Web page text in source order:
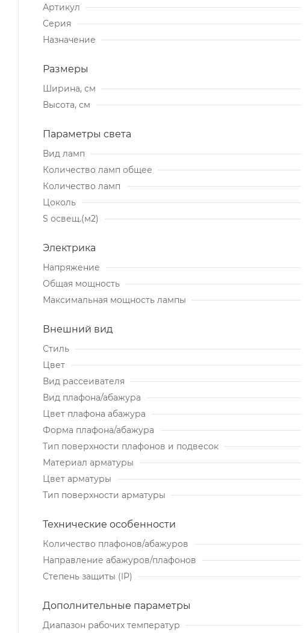
Артикул
Серия
Назначение
Размеры
Ширина, см
Высота, см
Параметры света
Вид ламп
Количество ламп общее
Количество ламп
Цоколь
S освещ.(м2)
Электрика
Напряжение
Общая мощность
Максимальная мощность лампы
Внешний вид
Стиль
Цвет
Вид рассеивателя
Вид плафона/абажура
Цвет плафона абажура
Форма плафона/абажура
Тип поверхности плафонов и подвесок
Материал арматуры
Цвет арматуры
Тип поверхности арматуры
Технические особенности
Количество плафонов/абажуров
Направление абажуров/плафонов
Степень защиты (IP)
Дополнительные параметры
Диапазон рабочих температур